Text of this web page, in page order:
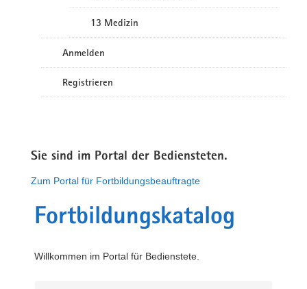
13 Medizin
Anmelden
Registrieren
Sie sind im Portal der Bediensteten.
Zum Portal für Fortbildungsbeauftragte
Fortbildungskatalog
Willkommen im Portal für Bedienstete.